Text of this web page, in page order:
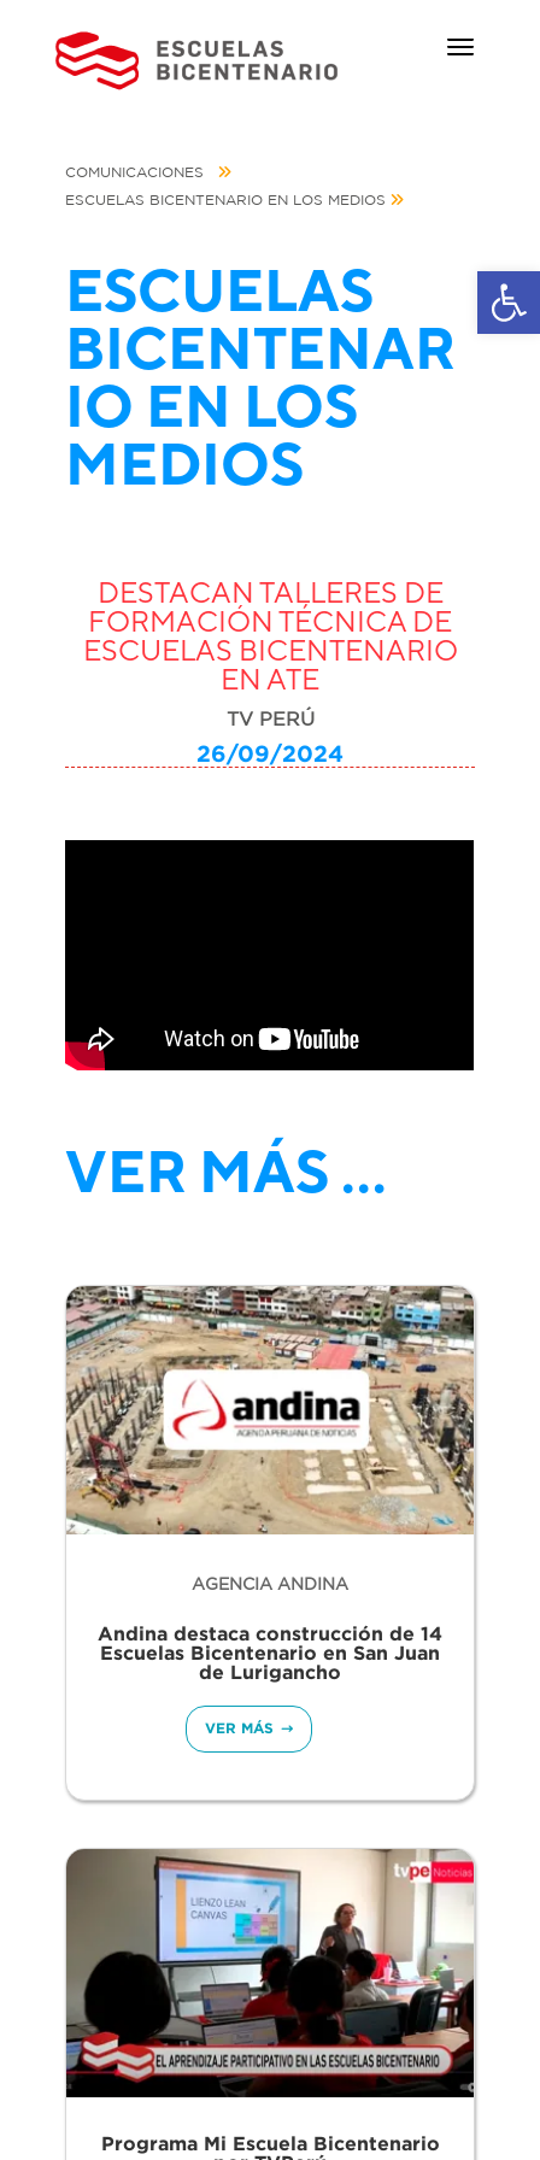
COMUNICACIONES
ESCUELAS BICENTENARIO EN LOS MEDIOS
ESCUELAS
BICENTENAR
IO EN LOS
MEDIOS
DESTACAN TALLERES DE
FORMACIÓN TÉCNICA DE
ESCUELAS BICENTENARIO
EN ATE
TV PERÚ
26/09/2024
VER MÁS ...
AGENCIA ANDINA
Andina destaca construcción de 14
Escuelas Bicentenario en San Juan
de Lurigancho
VER MÁS
Programa Mi Escuela Bicentenario